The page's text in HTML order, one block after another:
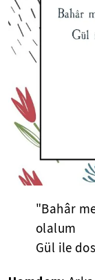
"Bahâr
olalum
Gül ile